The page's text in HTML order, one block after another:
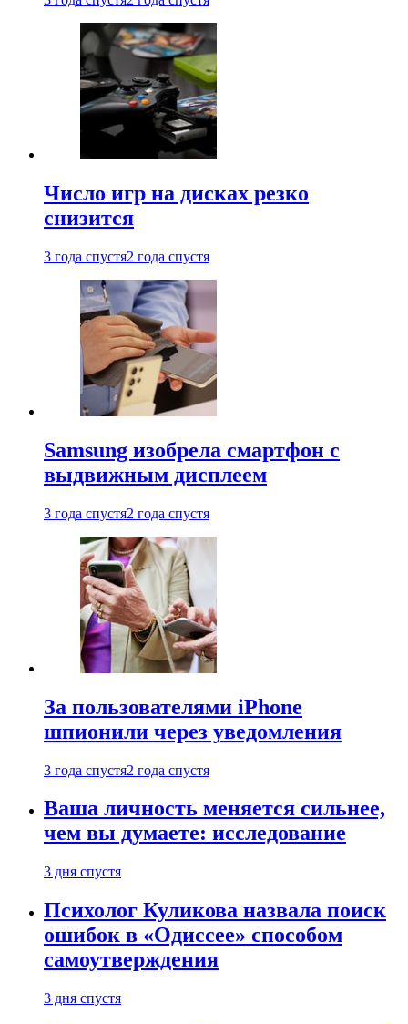
Число игр на дисках резко
снизится
3 года спустя2 года спустя
Samsung изобрела смартфон с
выдвижным дисплеем
3 года спустя2 года спустя
За пользователями iPhone
шпионили через уведомления
3 года спустя2 года спустя
Ваша личность меняется сильнее,
чем вы думаете: исследование
3 дня спустя
Психолог Куликова назвала поиск
ошибок в «Одиссее» способом
самоутверждения
3 дня спустя